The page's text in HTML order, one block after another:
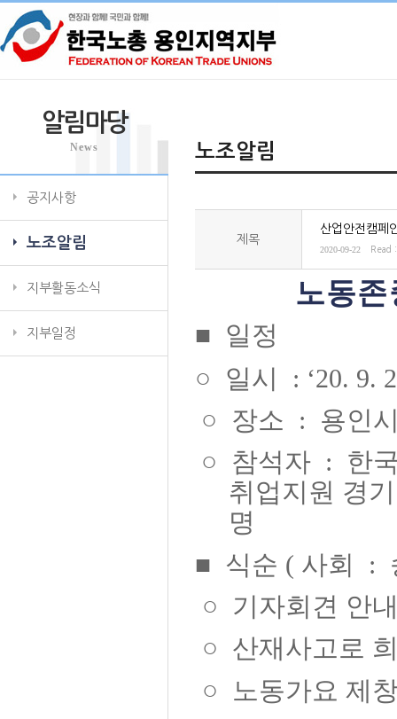
알림마당
News
공지사항
노조알림
지부활동소식
지부일정
노조알림
제목
산업안전캠페
2020-09-22 Read
노동
■ 일정
○ 일시
: ‘20. 9.
○ 장소 : 용인
○ 참석자 : 한
취업지원 경
명
■ 식순 ( 사회 :
○ 기자회견 안
○ 산재사고로
○
노동가요 제